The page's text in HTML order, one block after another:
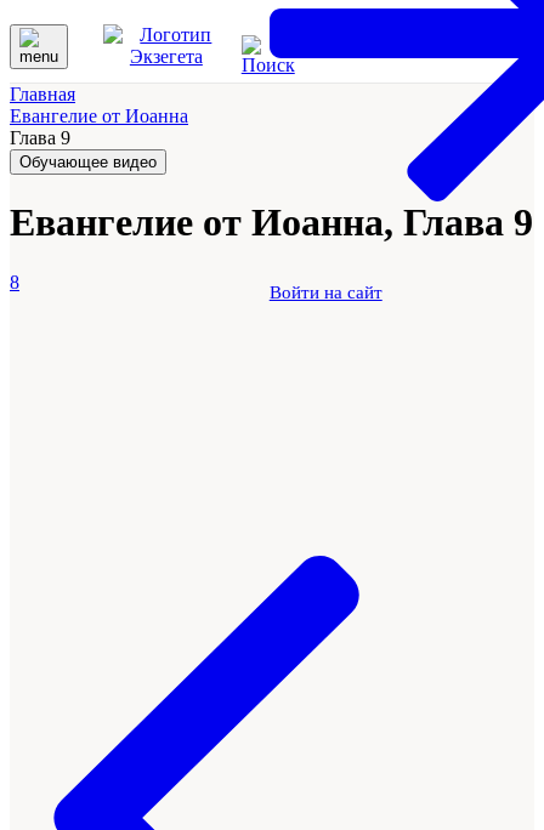
Войти на сайт
Главная
Евангелие от Иоанна
Глава 9
Обучающее видео
Евангелие от Иоанна, Глава 9
8